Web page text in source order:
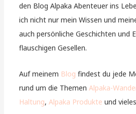
den Blog Alpaka Abenteuer ins
ich nicht nur mein Wissen und
auch persönliche Geschichten und
flauschigen Gesellen.
Auf meinem Blog findest du jede
rund um die ThemenAlpaka-
Haltung,Alpaka Produkte und